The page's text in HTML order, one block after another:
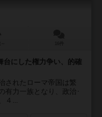
台にした権力争い、的確
されたローマ帝国は繁
有力一族となり、政治･
...